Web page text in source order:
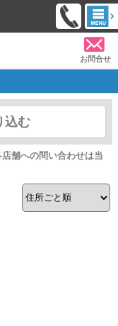
お問合せ
込む
舗への問い合わせは当